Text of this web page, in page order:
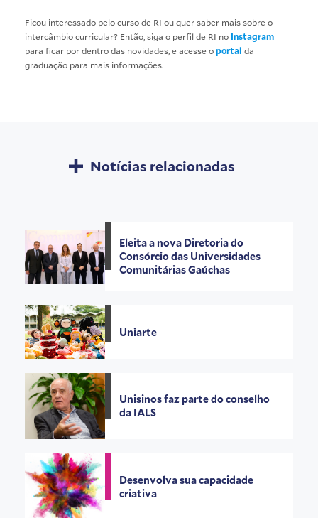
Ficou interessado pelo curso de RI ou quer saber mais sobre o
intercâmbio curricular? Então, siga o perfil de RI no Instagram
para ficar por dentro das novidades, e acesse oportal da
graduação para mais informações.
Notícias relacionadas
Eleita a nova Diretoria do
Consórcio das Universidades
Comunitárias Gaúchas
Uniarte
Unisinos faz parte do conselho
da IALS
Desenvolva sua capacidade
criativa